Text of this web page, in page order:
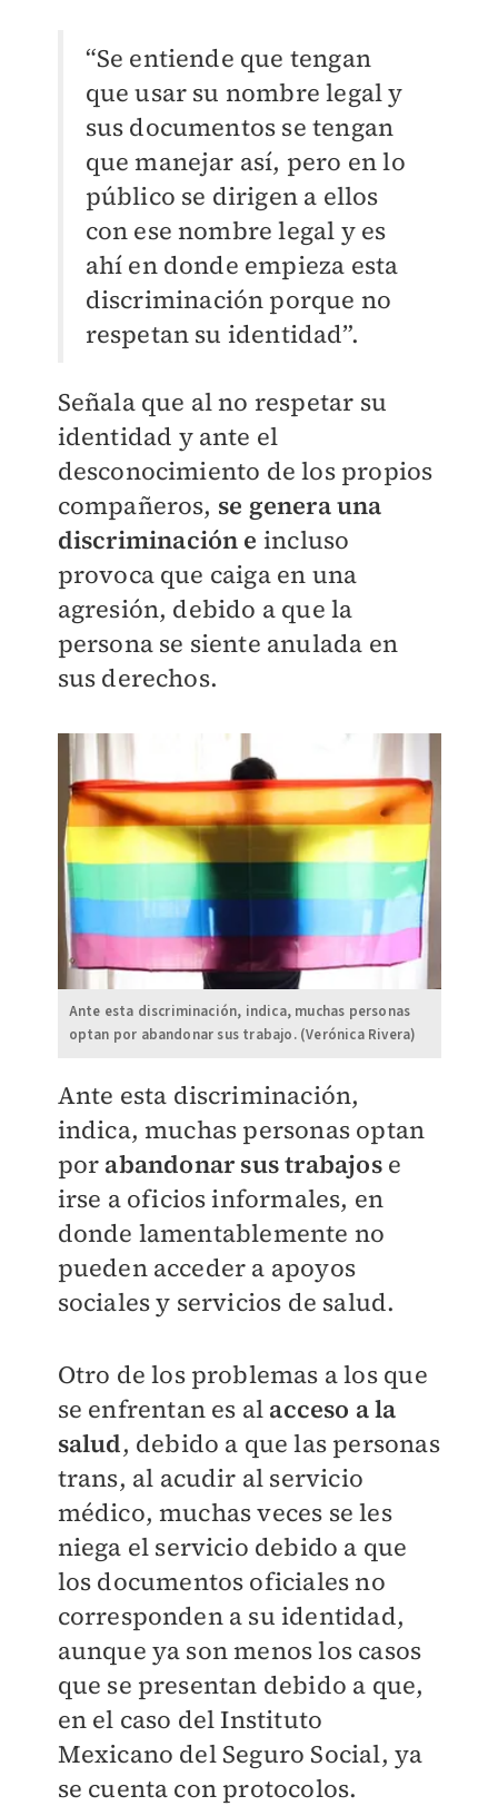
“Se entiende que tengan
que usar su nombre legal y
sus documentos se tengan
que manejar así, pero en lo
público se dirigen a ellos
con ese nombre legal y es
ahí en donde empieza esta
discriminación porque no
respetan su identidad”.
Señala que al no respetar su
identidad y ante el
desconocimiento de los propios
compañeros, se genera una
discriminación e incluso
provoca que caiga en una
agresión, debido a que la
persona se siente anulada en
sus derechos.
Ante esta discriminación, indica, muchas personas
optan por abandonar sus trabajo. (Verónica Rivera)
Ante esta discriminación,
indica, muchas personas optan
por abandonar sus trabajose
irse a oficios informales, en
donde lamentablemente no
pueden acceder a apoyos
sociales y servicios de salud.
Otro de los problemas a los que
se enfrentan es al acceso a la
salud, debido a que las personas
trans, al acudir al servicio
médico, muchas veces se les
niega el servicio debido a que
los documentos oficiales no
corresponden a su identidad,
aunque ya son menos los casos
que se presentan debido a que,
en el caso del Instituto
Mexicano del Seguro Social, ya
se cuenta con protocolos.